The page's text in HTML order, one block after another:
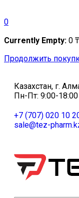
0
Currently Empty: 0 ₸
Продолжить
Казахстан, г.
Пн-Пт: 9:00-18:00
+7 (707) 020 10
sale@tez-